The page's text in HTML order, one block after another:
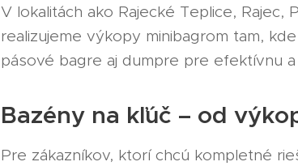
V lokalitách ako Rajecké Teplice,
realizujeme výkopy minibagrom tam,
pásové bagre aj dumpre pre efektívnu a
Bazény na kľúč – od
Pre zákazníkov, ktorí chcú kompletné